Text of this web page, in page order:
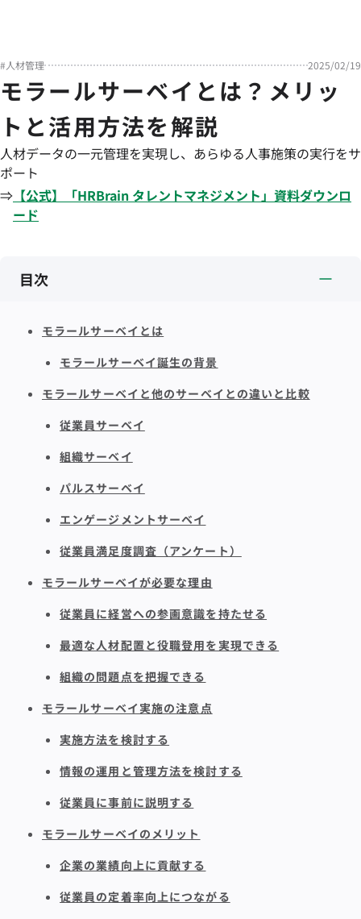
#人材管理 2025/02/19
モラールサーベイとは？メリッ
トと活用方法を解説
人材データの一元管理を実現し、あらゆる人事施策の実行をサ
ポート
⇒ 【公式】「HRBrain タレントマネジメント」資料ダウンロ
ード
目次
モラールサーベイとは
モラールサーベイ誕生の背景
モラールサーベイと他のサーベイとの違いと比較
従業員サーベイ
組織サーベイ
パルスサーベイ
エンゲージメントサーベイ
従業員満足度調査（アンケート）
モラールサーベイが必要な理由
従業員に経営への参画意識を持たせる
最適な人材配置と役職登用を実現できる
組織の問題点を把握できる
モラールサーベイ実施の注意点
実施方法を検討する
情報の運用と管理方法を検討する
従業員に事前に説明する
モラールサーベイのメリット
企業の業績向上に貢献する
従業員の定着率向上につながる